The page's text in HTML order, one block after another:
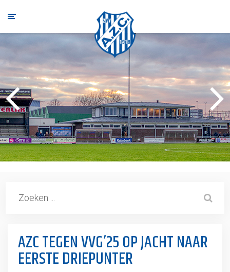
AZC TEGEN VVG’25 OP JACHT NAAR
EERSTE DRIEPUNTER